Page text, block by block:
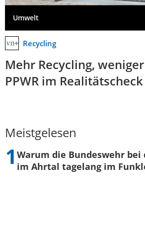
Umwelt
Recycling
Mehr Recycling,
PPWR im Realitätscheck
Meistgelesen
Warum die Bundeswehr bei
im Ahrtal tagelang im